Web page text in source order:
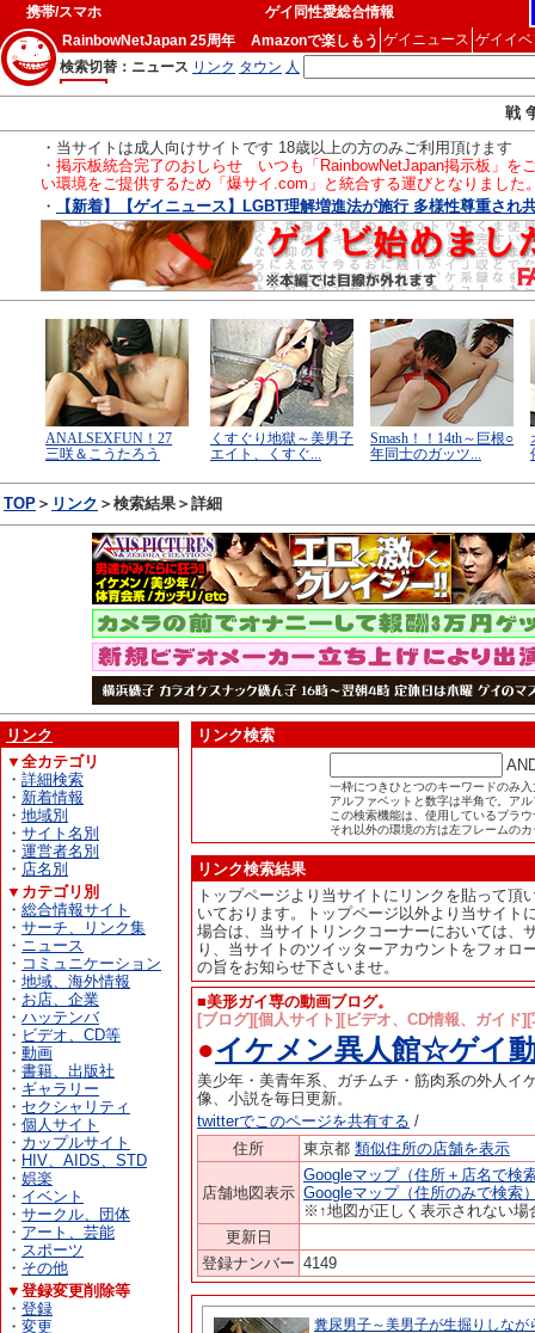
携帯/スマホ
ゲイ同性愛総合情報
RainbowNetJapan 25周年
Amazonで楽しもう ゲイニュース ゲイイ
戦
・当サイトは成人向けサイトです 18歳以上の方のみご利用頂けます
・掲示板統合完了のおしらせ いつも「RainbowNetJapan掲示板」を
い環境をご提供するため「爆サイ.com」と統合する運びとなりました
・
【新着】【ゲイニュース】LGBT理解増進法が施行 多様性尊重され
TOP ＞ リンク ＞検索結果＞詳細
リンク
▼全カテゴリ
・ 詳細検索
・ 新着情報
・ 地域別
・ サイト名別
・ 運営者名別
・ 店名別
▼カテゴリ別
・ 総合情報サイト
・ サーチ、リンク集
・ ニュース
・ コミュニケーション
・ 地域、海外情報
・ お店、企業
・ ハッテンバ
・ ビデオ、CD等
・ 動画
・ 書籍、出版社
・ ギャラリー
・ セクシャリティ
・ 個人サイト
・ カップルサイト
・ HIV、AIDS、STD
・ 娯楽
・ イベント
・ サークル、団体
・ アート、芸能
・ スポーツ
・ その他
▼登録変更削除等
・ 登録
・ 変更
リンク検索
一枠につきひとつのキーワードのみ
アルファベットと数字は半角で。ア
この検索機能は、使用しているブラ
それ以外の環境の方は左フレームの
リンク検索結果
トップページより当サイトにリンクを貼って
いております。トップページ以外より当サイト
場合は、当サイトリンクコーナーにおいては、
り、当サイトのツイッターアカウントをフォ
の旨をお知らせ下さいませ。
■美形ガイ専の動画ブログ。
[ブログ][個人サイト][ビデオ、CD情報、ガイ
●イケメン異人館☆ゲイ
美少年・美青年系、ガチムチ・筋肉系の外人イ
像、小説を毎日更新。
twitterでこのページを共有する /
住所
東京都 類似住所の店舗を表示
店舗地図表示
Googleマップ（住所＋店名で検
Googleマップ（住所のみで検索
※↑地図が正しく表示されない場
更新日
登録ナンバー 4149